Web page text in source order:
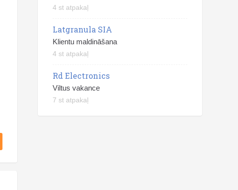
4 st atpakaļ
Latgranula SIA
Klientu maldināšana
4 st atpakaļ
Rd Electronics
Viltus vakance
7 st atpakaļ